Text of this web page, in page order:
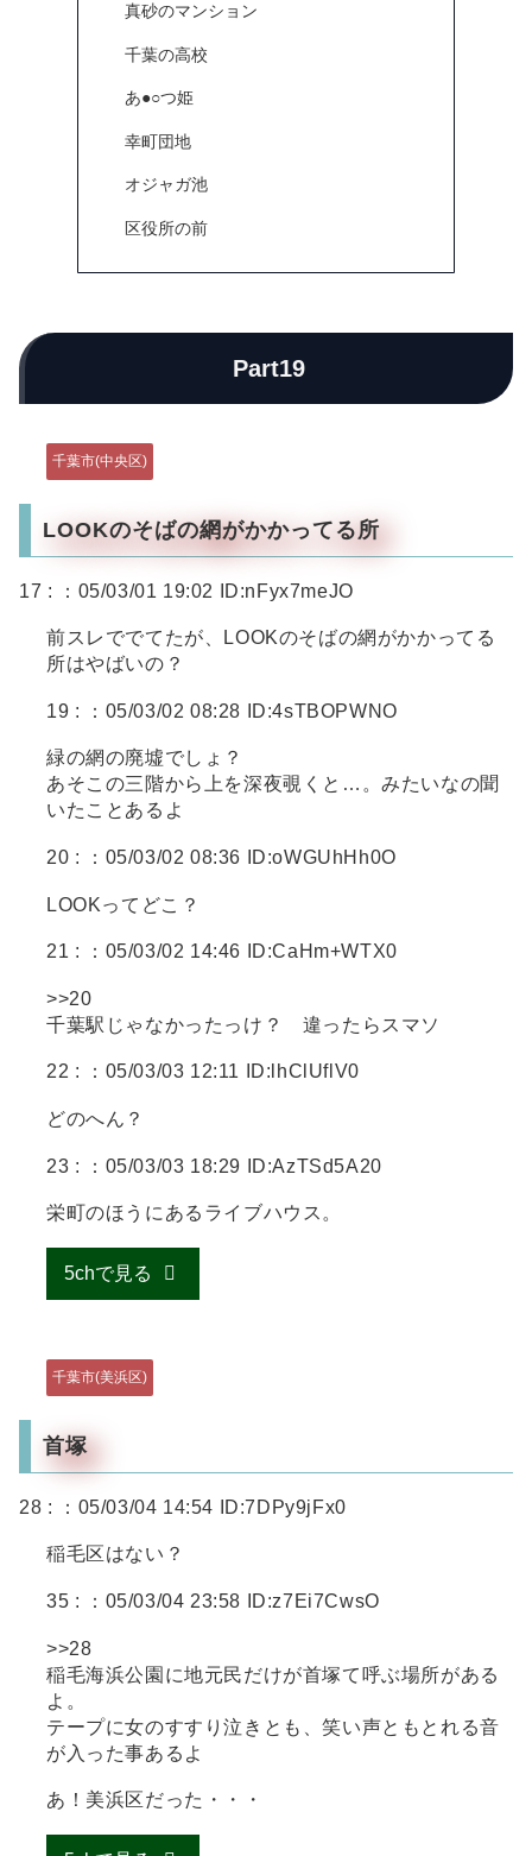
真砂のマンション
千葉の高校
あ●○つ姫
幸町団地
オジャガ池
区役所の前
Part19
千葉市(中央区)
LOOKのそばの網がかかってる所
17 : ：05/03/01 19:02 ID:nFyx7meJO
前スレででてたが、LOOKのそばの網がかかってる
所はやばいの？
19 : ：05/03/02 08:28 ID:4sTBOPWNO
緑の網の廃墟でしょ？
あそこの三階から上を深夜覗くと…。みたいなの聞
いたことあるよ
20 : ：05/03/02 08:36 ID:oWGUhHh0O
LOOKってどこ？
21 : ：05/03/02 14:46 ID:CaHm+WTX0
>>20
千葉駅じゃなかったっけ？ 違ったらスマソ
22 : ：05/03/03 12:11 ID:lhClUflV0
どのへん？
23 : ：05/03/03 18:29 ID:AzTSd5A20
栄町のほうにあるライブハウス。
5chで見る
千葉市(美浜区)
首塚
28 : ：05/03/04 14:54 ID:7DPy9jFx0
稲毛区はない？
35 : ：05/03/04 23:58 ID:z7Ei7CwsO
>>28
稲毛海浜公園に地元民だけが首塚て呼ぶ場所がある
よ。
テープに女のすすり泣きとも、笑い声ともとれる音
が入った事あるよ
あ！美浜区だった・・・